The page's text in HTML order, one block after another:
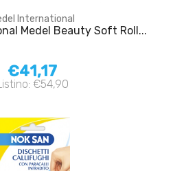
International
Medel Beauty Soft Roll...
€41,17
€54,90